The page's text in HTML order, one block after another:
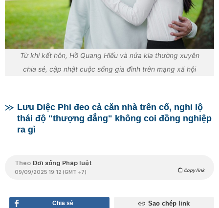
Từ khi kết hôn, Hồ Quang Hiếu và nửa kia thường xuyên
chia sẻ, cập nhật cuộc sống gia đình trên mạng xã hội
Lưu Diệc Phi đeo cả căn nhà trên cổ, nghi lộ
thái độ "thượng đẳng" không coi đồng nghiệp
ra gì
Theo Đời sống Pháp luật
09/09/2025 19:12 (GMT +7) Copy link
Chia sẻ Sao chép link